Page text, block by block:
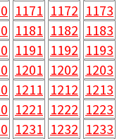
1171 1172 1173
1181 1182 1183
1191 1192 1193
1201 1202 1203
1211 1212 1213
1221 1222 1223
1231 1232 1233